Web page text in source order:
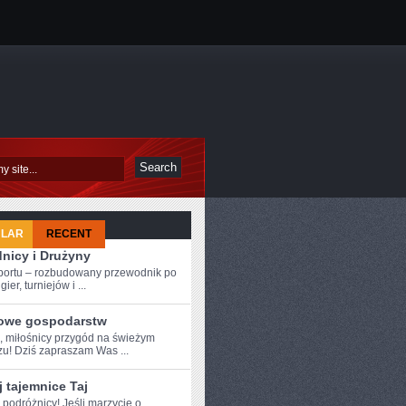
RECENT
i Drużyny
– rozbudowany przewodnik po
turniejów i ...
gospodarstw
miłośnicy przygód na świeżym
Dziś⁢ zapraszam Was ...
tajemnice Taj
⁤podróżnicy! Jeśli marzycie ⁣o